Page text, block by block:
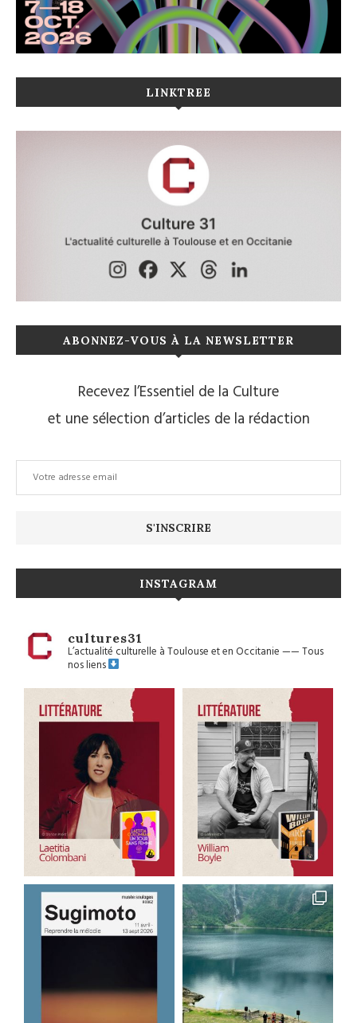
LINKTREE
ABONNEZ-VOUS À LA NEWSLETTER
Recevez l’Essentiel de la Culture
et une sélection d’articles de la rédaction
INSTAGRAM
cultures31
L’actualité culturelle à Toulouse et en Occitanie——Tous
nos liens